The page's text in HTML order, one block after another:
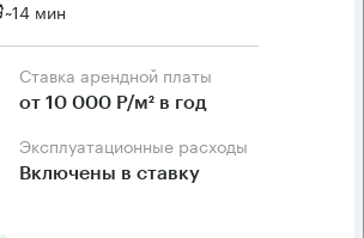
~14 мин
Ставка арендной платы
от 10 000 Р/м² в год
Эксплуатационные расходы
Включены в ставку